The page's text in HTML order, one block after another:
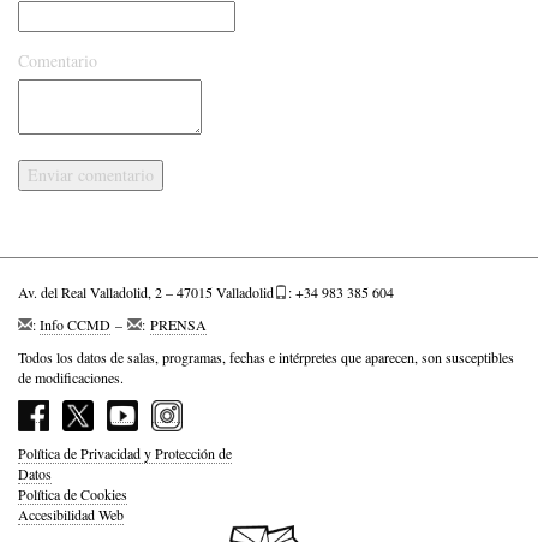
Comentario
Av. del Real Valladolid, 2 – 47015 Valladolid
: +34 983 385 604
:Info CCMD – : PRENSA
Todos los datos de salas, programas, fechas e intérpretes que aparecen, son susceptibles
de modificaciones.
Política de Privacidad y Protección de
Datos
Política de Cookies
Accesibilidad Web